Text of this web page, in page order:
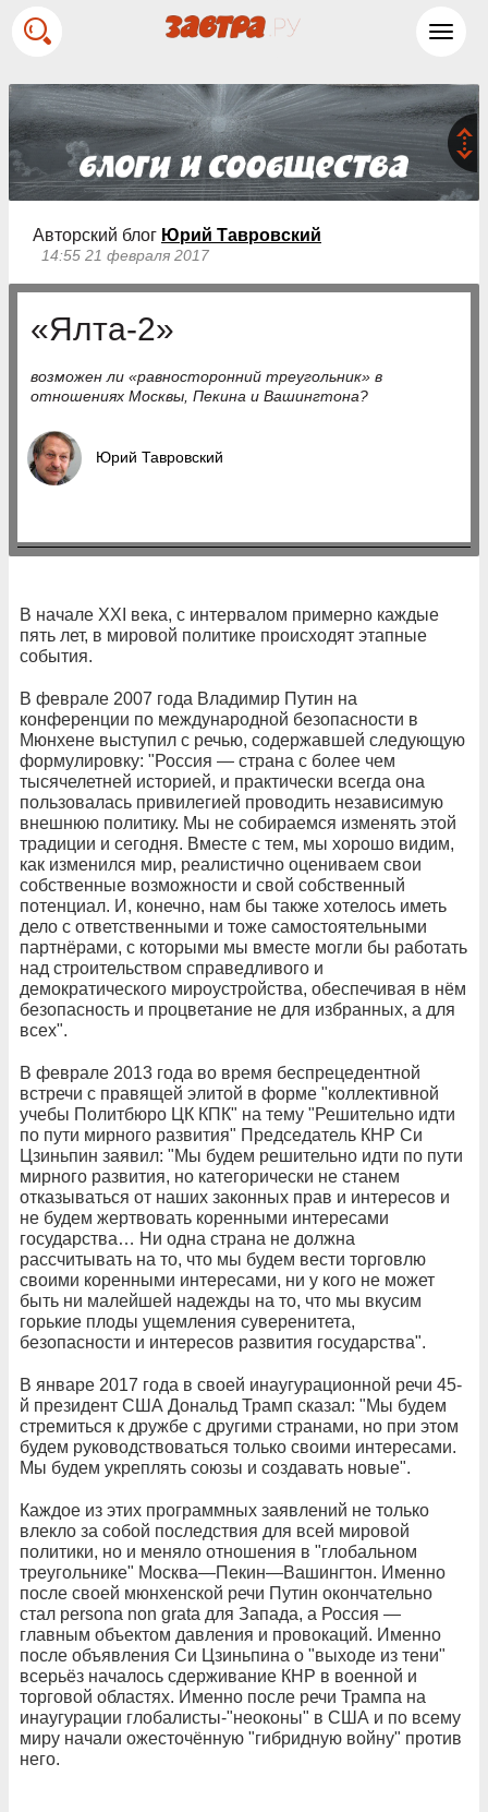
Авторский блог Юрий Тавровский
14:55 21 февраля 2017
«Ялта-2»
возможен ли «равносторонний треугольник» в
отношениях Москвы, Пекина и Вашингтона?
Юрий Тавровский
В начале XXI века, с интервалом примерно каждые
пять лет, в мировой политике происходят этапные
события.
В феврале 2007 года Владимир Путин на
конференции по международной безопасности в
Мюнхене выступил с речью, содержавшей следующую
формулировку: "Россия — страна с более чем
тысячелетней историей, и практически всегда она
пользовалась привилегией проводить независимую
внешнюю политику. Мы не собираемся изменять этой
традиции и сегодня. Вместе с тем, мы хорошо видим,
как изменился мир, реалистично оцениваем свои
собственные возможности и свой собственный
потенциал. И, конечно, нам бы также хотелось иметь
дело с ответственными и тоже самостоятельными
партнёрами, с которыми мы вместе могли бы работать
над строительством справедливого и
демократического мироустройства, обеспечивая в нём
безопасность и процветание не для избранных, а для
всех".
В феврале 2013 года во время беспрецедентной
встречи с правящей элитой в форме "коллективной
учебы Политбюро ЦК КПК" на тему "Решительно идти
по пути мирного развития" Председатель КНР Си
Цзиньпин заявил: "Мы будем решительно идти по пути
мирного развития, но категорически не станем
отказываться от наших законных прав и интересов и
не будем жертвовать коренными интересами
государства… Ни одна страна не должна
рассчитывать на то, что мы будем вести торговлю
своими коренными интересами, ни у кого не может
быть ни малейшей надежды на то, что мы вкусим
горькие плоды ущемления суверенитета,
безопасности и интересов развития государства".
В январе 2017 года в своей инаугурационной речи 45-
й президент США Дональд Трамп сказал: "Мы будем
стремиться к дружбе с другими странами, но при этом
будем руководствоваться только своими интересами.
Мы будем укреплять союзы и создавать новые".
Каждое из этих программных заявлений не только
влекло за собой последствия для всей мировой
политики, но и меняло отношения в "глобальном
треугольнике" Москва—Пекин—Вашингтон. Именно
после своей мюнхенской речи Путин окончательно
стал persona non grata для Запада, а Россия —
главным объектом давления и провокаций. Именно
после объявления Си Цзиньпина о "выходе из тени"
всерьёз началось сдерживание КНР в военной и
торговой областях. Именно после речи Трампа на
инаугурации глобалисты-"неоконы" в США и по всему
миру начали ожесточённую "гибридную войну" против
него.